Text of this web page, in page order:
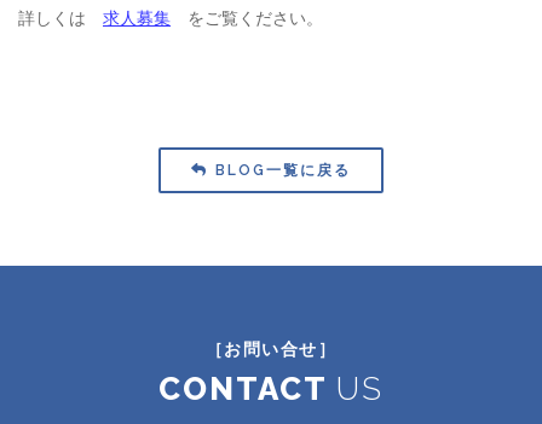
詳しくは 求人募集 をご覧ください。
BLOG一覧に戻る
［お問い合せ］
CONTACT US